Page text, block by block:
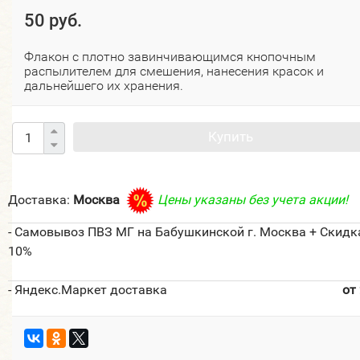
50 руб.
Флакон с плотно завинчивающимся кнопочным
распылителем для смешения, нанесения красок и
дальнейшего их хранения.
Доставка: Москва Цены указаны без учета акции!
- Самовывоз ПВЗ МГ на Бабушкинской г. Москва +
10%
- Яндекс.Маркет доставка